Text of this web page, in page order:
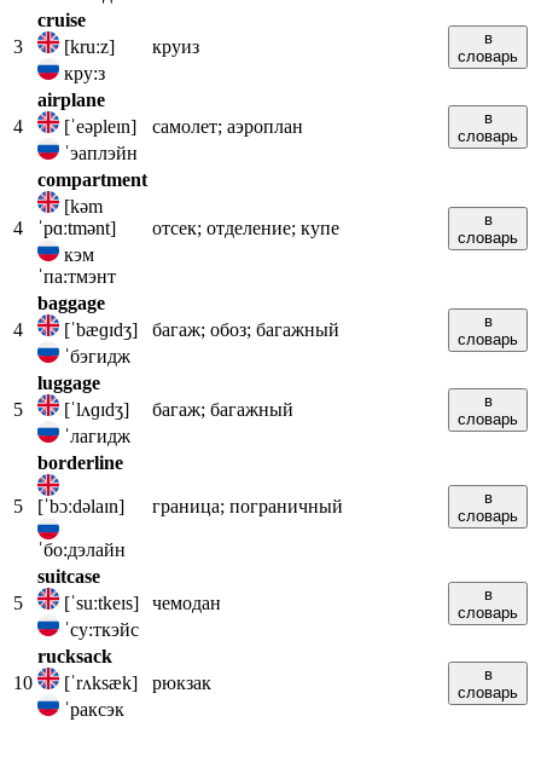
3
cruise
[kruːz]
кру:з
круиз
в
словарь
4
airplane
[ˈeəpleɪn]
ˈэаплэйн
самолет; аэроплан
в
словарь
4
compartment
[kəm
ˈpɑːtmənt]
кэм
ˈпа:тмэнт
отсек; отделение; купе
в
словарь
4
baggage
[ˈbæɡɪdʒ]
ˈбэгидж
багаж; обоз; багажный
в
словарь
5
luggage
[ˈlʌɡɪdʒ]
ˈлагидж
багаж; багажный
в
словарь
5
borderline
[ˈbɔːdəlaɪn]
ˈбо:дэлайн
граница; пограничный
в
словарь
5
suitcase
[ˈsuːtkeɪs]
ˈсу:ткэйс
чемодан
в
словарь
10
rucksack
[ˈrʌksæk]
ˈраксэк
рюкзак
в
словарь